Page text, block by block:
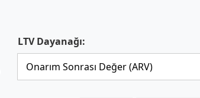
LTV Dayanağı: